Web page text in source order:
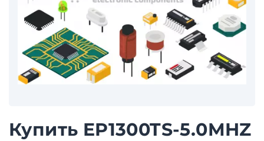
Купить EP1300TS-5.0MHZ